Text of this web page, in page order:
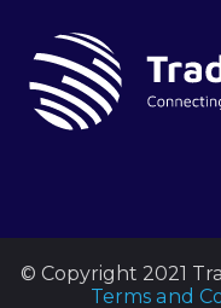
© Copyright 2021
Terms and